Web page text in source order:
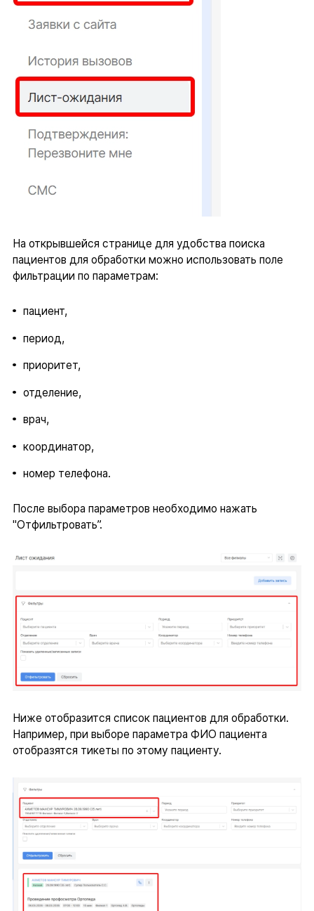
На открывшейся странице для удобства поиска
пациентов для обработки можно использовать поле
фильтрации по параметрам:
пациент,
период,
приоритет,
отделение,
врач,
координатор,
номер телефона.
После выбора параметров необходимо нажать
"Отфильтровать”.
Ниже отобразится список пациентов для обработки.
Например, при выборе параметра ФИО пациента
отобразятся тикеты по этому пациенту.